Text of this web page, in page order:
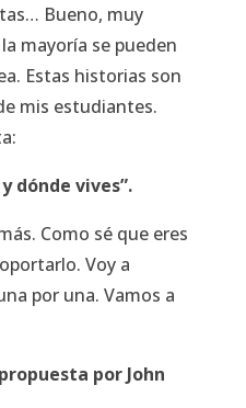
Bueno, muy
mayoría se pueden
Estas historias son
mis estudiantes.
dónde vives”.
Como sé que eres
Voy a
por una. Vamos a
por John